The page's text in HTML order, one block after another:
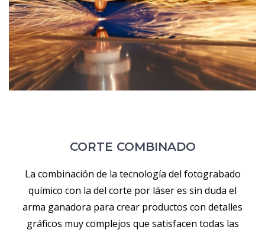
CORTE COMBINADO
La combinación de la tecnología del fotograbado
químico con la del corte por láser es sin duda el
arma ganadora para crear productos con detalles
gráficos muy complejos que satisfacen todas las